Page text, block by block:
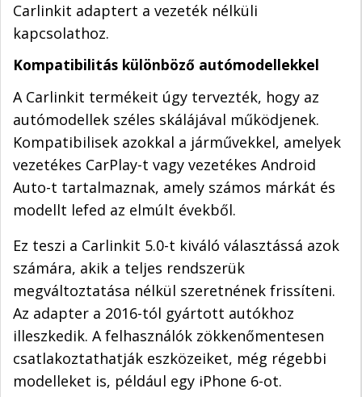
Carlinkit adaptert a vezeték nélküli
kapcsolathoz.
Kompatibilitás különböző autómodellekkel
A Carlinkit termékeit úgy tervezték, hogy az
autómodellek széles skálájával működjenek.
Kompatibilisek azokkal a járművekkel, amelyek
vezetékes CarPlay-t vagy vezetékes Android
Auto-t tartalmaznak, amely számos márkát és
modellt lefed az elmúlt évekből.
Ez teszi a Carlinkit 5.0-t kiváló választássá azok
számára, akik a teljes rendszerük
megváltoztatása nélkül szeretnének frissíteni.
Az adapter a 2016-tól gyártott autókhoz
illeszkedik. A felhasználók zökkenőmentesen
csatlakoztathatják eszközeiket, még régebbi
modelleket is, például egy iPhone 6-ot.